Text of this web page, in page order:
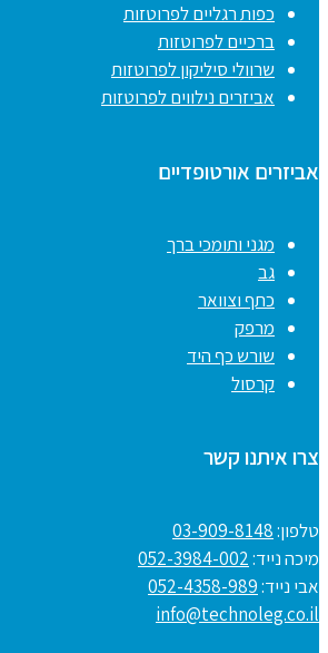
כפות רגליים לפרוטזות
ברכיים לפרוטזות
שרוולי סיליקון לפרוטזות
אביזרים נילווים לפרוטזות
אביזרים אורטופדיים
מגני ותומכי ברך
גב
כתף וצוואר
מרפק
שורש כף היד
קרסול
צרו איתנו קשר
טלפון:03-909-8148
מיכה נייד:052-3984-002
אבי נייד:052-4358-989
info@technoleg.co.il